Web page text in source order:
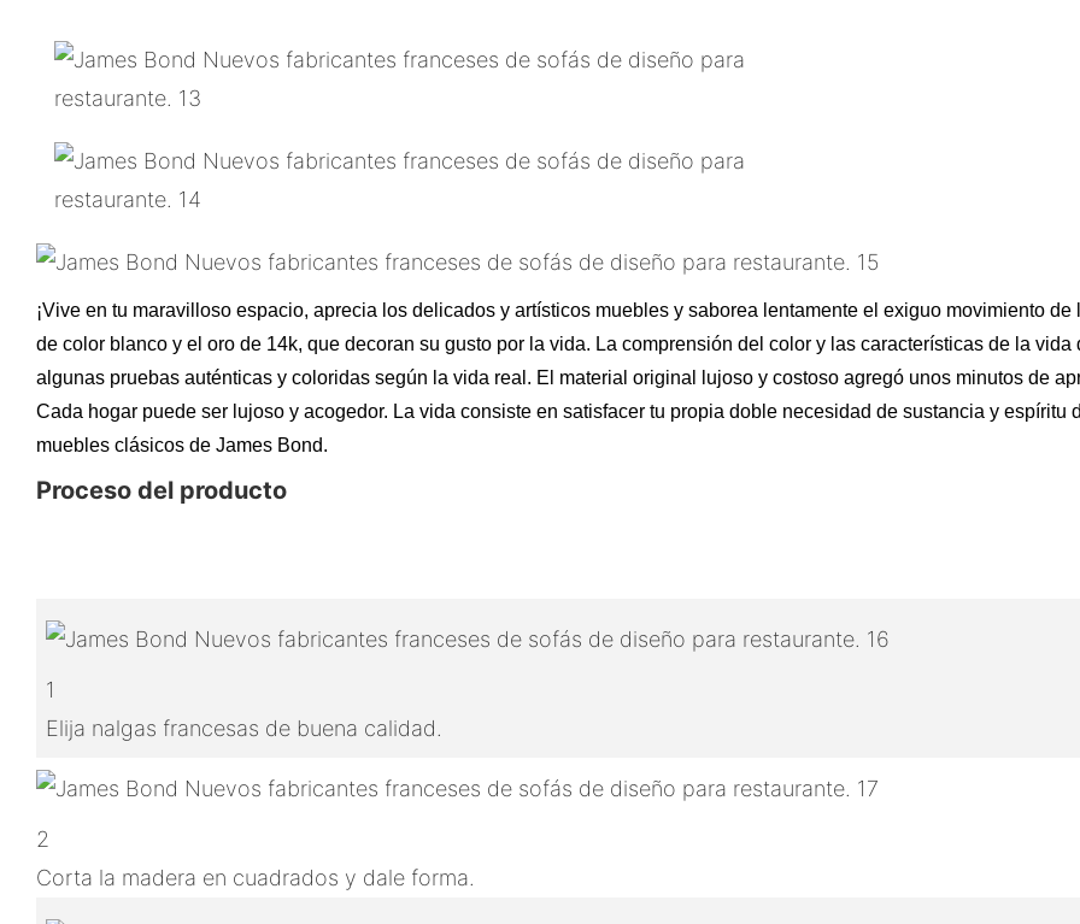
¡Vive en tu maravilloso espacio, aprecia los delicados y artísticos muebles y saborea lentamente el exiguo movimiento
de color blanco y el oro de 14k, que decoran su gusto por la vida. La comprensión del color y las características de la
algunas pruebas auténticas y coloridas según la vida real. El material original lujoso y costoso agregó unos minutos de
Cada hogar puede ser lujoso y acogedor. La vida consiste en satisfacer tu propia doble necesidad de sustancia y espíritu
muebles clásicos de James Bond.
Proceso del producto
1
Elija nalgas francesas de buena calidad.
2
Corta la madera en cuadrados y dale forma.